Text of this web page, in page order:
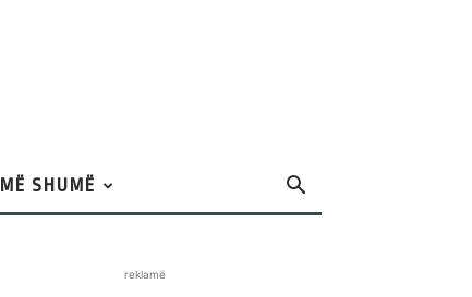
MË SHUMË
reklamë